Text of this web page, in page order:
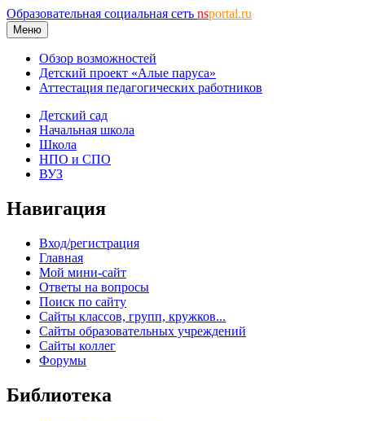
Образовательная социальная сеть nsportal.ru
Меню
Обзор возможностей
Детский проект «Алые паруса»
Аттестация педагогических работников
Детский сад
Начальная школа
Школа
НПО и СПО
ВУЗ
Навигация
Вход/регистрация
Главная
Мой мини-сайт
Ответы на вопросы
Поиск по сайту
Сайты классов, групп, кружков...
Сайты образовательных учреждений
Сайты коллег
Форумы
Библиотека